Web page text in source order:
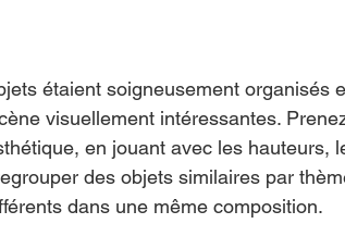
étaient soigneusement organisés
visuellement intéressantes.
en jouant avec les hauteurs,
des objets similaires par
dans une même composition.